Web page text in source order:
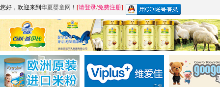
您好，欢迎来到 华夏婴童网 ！ [请登录/免费注册]